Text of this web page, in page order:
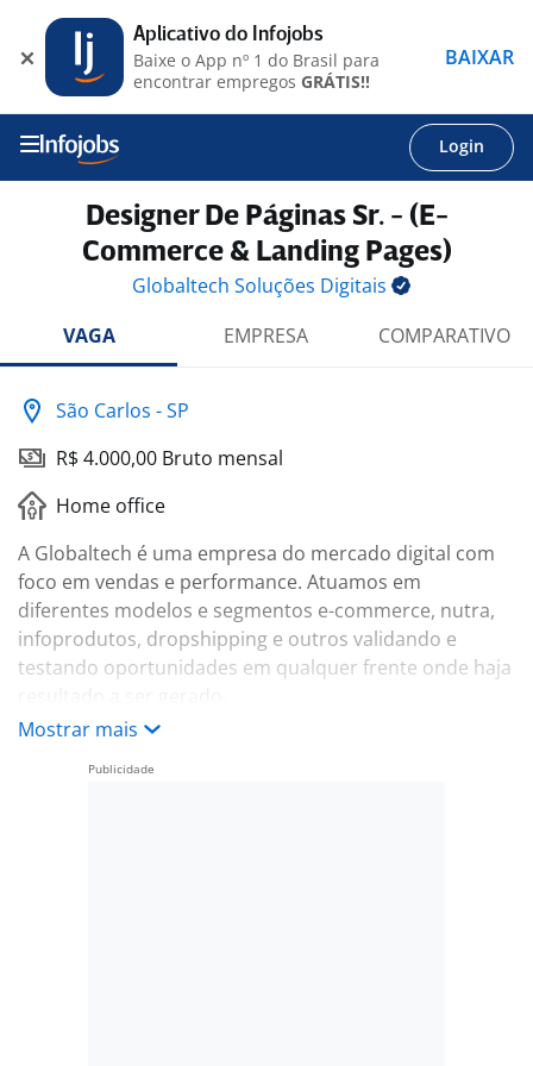
Login
Designer De Páginas Sr. - (E-
Commerce & Landing Pages)
Globaltech Soluções Digitais
VAGA
EMPRESA COMPARATIVO
São Carlos - SP
R$ 4.000,00 Bruto mensal
Home office
A Globaltech é uma empresa do mercado digital com
foco em vendas e performance. Atuamos em
diferentes modelos e segmentos e-commerce, nutra,
infoprodutos, dropshipping e outros validando e
testando oportunidades em qualquer frente onde haja
em organização, disciplina e mentalidade de dono.
Mostrar mais
Aplicativo do Infojobs
Baixe o App nº 1 do Brasil para
encontrar empregos GRÁTIS!!
BAIXAR